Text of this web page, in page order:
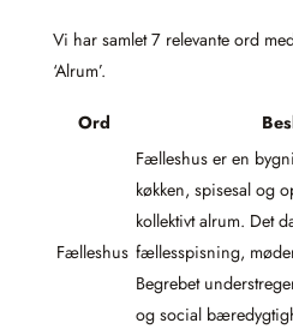
Vi har samlet 7 relevante ord
‘Alrum’.
Ord
Fælleshus
Fælleshus er en
køkken, spisesal og
kollektivt alrum. Det
fællesspisning,
Begrebet
og social